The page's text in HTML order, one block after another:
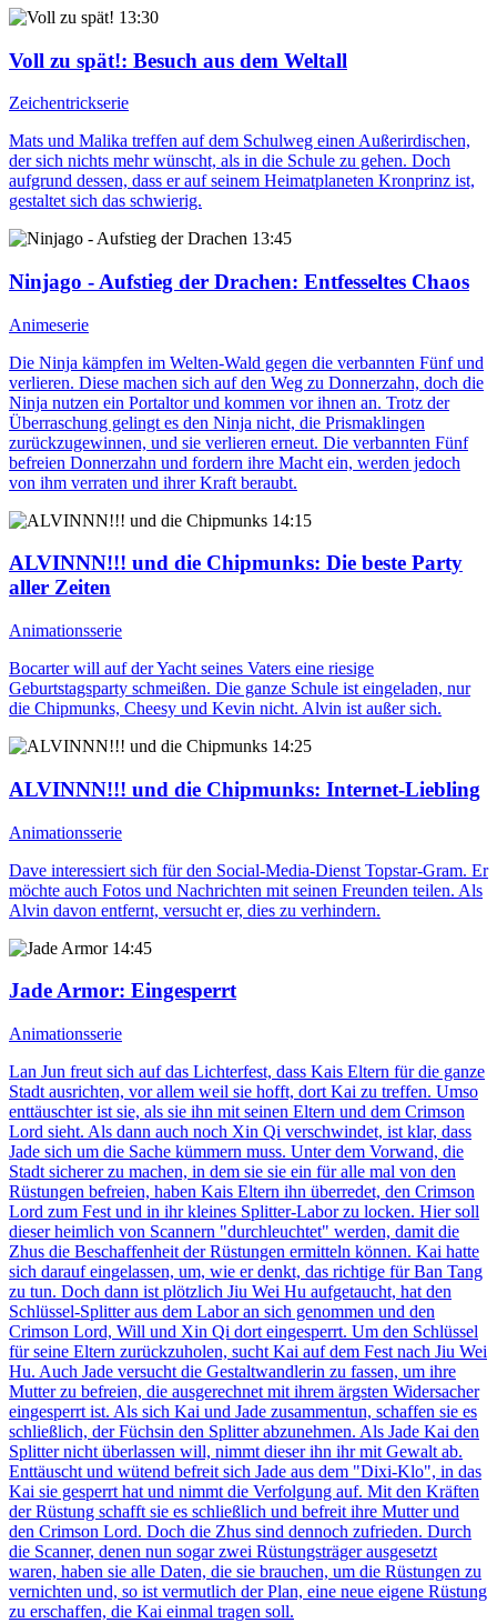
13:30
Voll zu spät!: Besuch aus dem Weltall
Zeichentrickserie
Mats und Malika treffen auf dem Schulweg einen Außerirdischen,
der sich nichts mehr wünscht, als in die Schule zu gehen. Doch
aufgrund dessen, dass er auf seinem Heimatplaneten Kronprinz ist,
gestaltet sich das schwierig.
13:45
Ninjago - Aufstieg der Drachen: Entfesseltes Chaos
Animeserie
Die Ninja kämpfen im Welten-Wald gegen die verbannten Fünf und
verlieren. Diese machen sich auf den Weg zu Donnerzahn, doch die
Ninja nutzen ein Portaltor und kommen vor ihnen an. Trotz der
Überraschung gelingt es den Ninja nicht, die Prismaklingen
zurückzugewinnen, und sie verlieren erneut. Die verbannten Fünf
befreien Donnerzahn und fordern ihre Macht ein, werden jedoch
von ihm verraten und ihrer Kraft beraubt.
14:15
ALVINNN!!! und die Chipmunks: Die beste Party
aller Zeiten
Animationsserie
Bocarter will auf der Yacht seines Vaters eine riesige
Geburtstagsparty schmeißen. Die ganze Schule ist eingeladen, nur
die Chipmunks, Cheesy und Kevin nicht. Alvin ist außer sich.
14:25
ALVINNN!!! und die Chipmunks: Internet-Liebling
Animationsserie
Dave interessiert sich für den Social-Media-Dienst Topstar-Gram. Er
möchte auch Fotos und Nachrichten mit seinen Freunden teilen. Als
Alvin davon entfernt, versucht er, dies zu verhindern.
14:45
Jade Armor: Eingesperrt
Animationsserie
Lan Jun freut sich auf das Lichterfest, dass Kais Eltern für die ganze
Stadt ausrichten, vor allem weil sie hofft, dort Kai zu treffen. Umso
enttäuschter ist sie, als sie ihn mit seinen Eltern und dem Crimson
Lord sieht. Als dann auch noch Xin Qi verschwindet, ist klar, dass
Jade sich um die Sache kümmern muss. Unter dem Vorwand, die
Stadt sicherer zu machen, in dem sie sie ein für alle mal von den
Rüstungen befreien, haben Kais Eltern ihn überredet, den Crimson
Lord zum Fest und in ihr kleines Splitter-Labor zu locken. Hier soll
dieser heimlich von Scannern "durchleuchtet" werden, damit die
Zhus die Beschaffenheit der Rüstungen ermitteln können. Kai hatte
sich darauf eingelassen, um, wie er denkt, das richtige für Ban Tang
zu tun. Doch dann ist plötzlich Jiu Wei Hu aufgetaucht, hat den
Schlüssel-Splitter aus dem Labor an sich genommen und den
Crimson Lord, Will und Xin Qi dort eingesperrt. Um den Schlüssel
für seine Eltern zurückzuholen, sucht Kai auf dem Fest nach Jiu Wei
Hu. Auch Jade versucht die Gestaltwandlerin zu fassen, um ihre
Mutter zu befreien, die ausgerechnet mit ihrem ärgsten Widersacher
eingesperrt ist. Als sich Kai und Jade zusammentun, schaffen sie es
schließlich, der Füchsin den Splitter abzunehmen. Als Jade Kai den
Splitter nicht überlassen will, nimmt dieser ihn ihr mit Gewalt ab.
Enttäuscht und wütend befreit sich Jade aus dem "Dixi-Klo", in das
Kai sie gesperrt hat und nimmt die Verfolgung auf. Mit den Kräften
der Rüstung schafft sie es schließlich und befreit ihre Mutter und
den Crimson Lord. Doch die Zhus sind dennoch zufrieden. Durch
die Scanner, denen nun sogar zwei Rüstungsträger ausgesetzt
waren, haben sie alle Daten, die sie brauchen, um die Rüstungen zu
vernichten und, so ist vermutlich der Plan, eine neue eigene Rüstung
zu erschaffen, die Kai einmal tragen soll.